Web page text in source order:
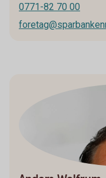
0771-82 70 00